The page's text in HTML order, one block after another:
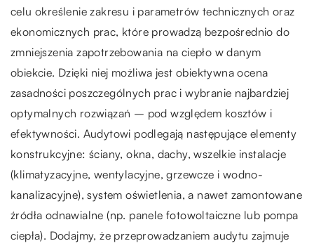
celu określenie zakresu i parametrów technicznych oraz
ekonomicznych prac, które prowadzą bezpośrednio do
zmniejszenia zapotrzebowania na ciepło w danym
obiekcie. Dzięki niej możliwa jest obiektywna ocena
zasadności poszczególnych prac i wybranie najbardziej
optymalnych rozwiązań – pod względem kosztów i
efektywności. Audytowi podlegają następujące elementy
konstrukcyjne: ściany, okna, dachy, wszelkie instalacje
(klimatyzacyjne, wentylacyjne, grzewcze i wodno-
kanalizacyjne), system oświetlenia, a nawet zamontowane
źródła odnawialne (np. panele fotowoltaiczne lub pompa
ciepła). Dodajmy, że przeprowadzaniem audytu zajmuje